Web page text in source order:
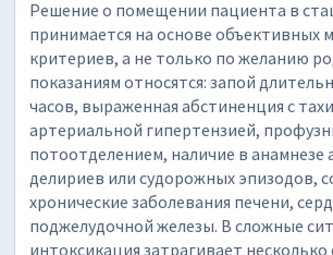
Решение о помещении пациента в
принимается на основе объективных
критериев, а не только по желанию
показаниям относятся: запой
часов, выраженная абстиненция с
артериальной гипертензией,
потоотделением, наличие в анамнезе
делириев или судорожных эпизодов,
хронические заболевания печени,
поджелудочной железы. В сложные
интоксикация затрагивает несколько